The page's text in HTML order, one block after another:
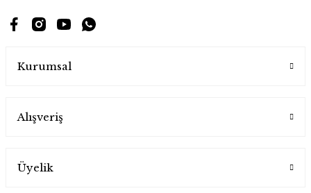
Kurumsal
Alışveriş
Üyelik